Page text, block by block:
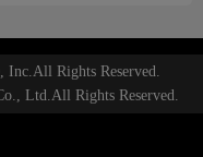
Rights Reserved.
Ltd.All Rights Reserved.